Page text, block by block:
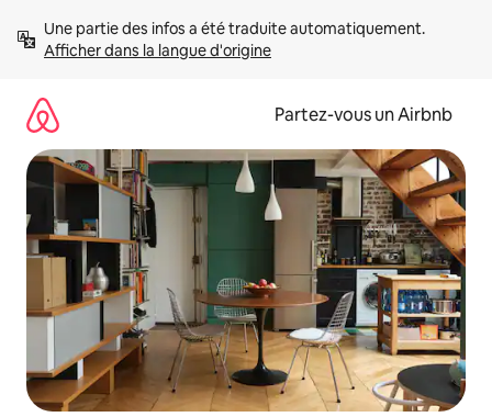
directement
Afficher dans la langue d'origine
Partez-vous un Airbnb